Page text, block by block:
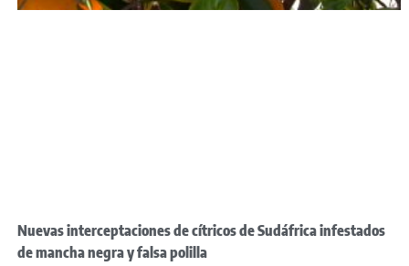
Nuevas interceptaciones de cítricos de Sudáfrica infestados
de mancha negra y falsa polilla